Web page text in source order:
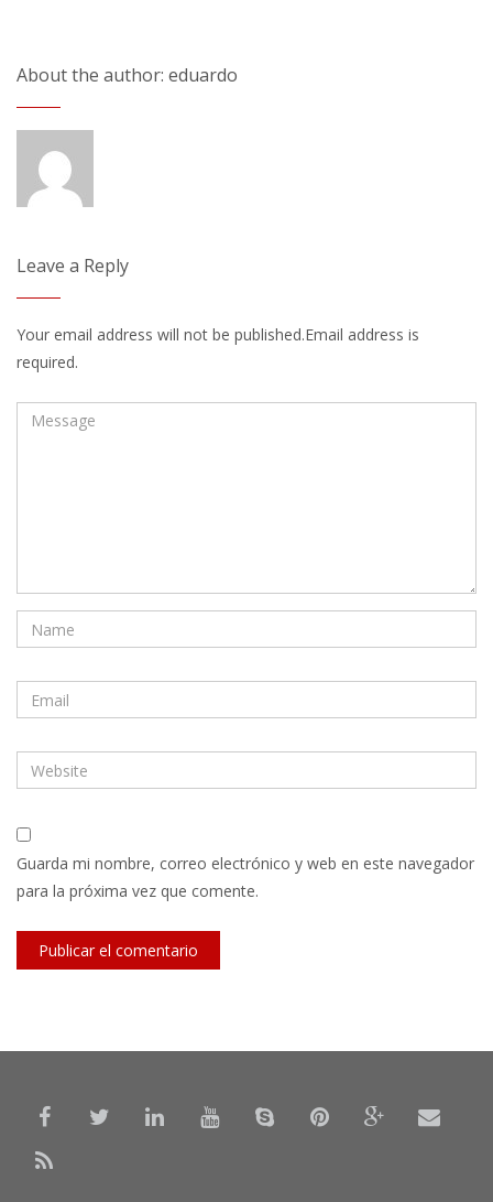
About the author: eduardo
Leave a Reply
Your email address will not be published.Email address is
required.
Guarda mi nombre, correo electrónico y web en este navegador
para la próxima vez que comente.